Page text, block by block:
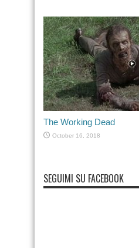
The Working Dead
October 16, 2018
SEGUIMI SU FACEBOOK